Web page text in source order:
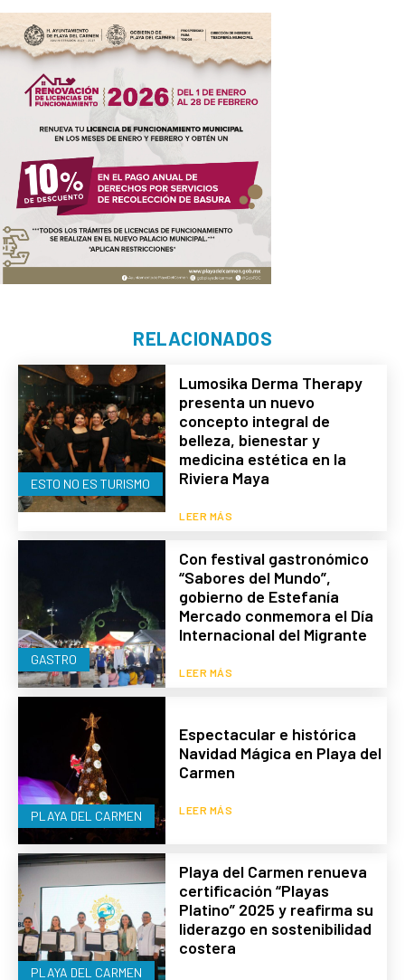
RELACIONADOS
ESTO NO ES TURISMO
Lumosika Derma Therapy
presenta un nuevo
concepto integral de
belleza, bienestar y
medicina estética en la
Riviera Maya
LEER MÁS
GASTRO
Con festival gastronómico
“Sabores del Mundo”,
gobierno de Estefanía
Mercado conmemora el Día
Internacional del Migrante
LEER MÁS
PLAYA DEL CARMEN
Espectacular e histórica
Navidad Mágica en Playa del
Carmen
LEER MÁS
PLAYA DEL CARMEN
Playa del Carmen renueva
certificación “Playas
Platino” 2025 y reafirma su
liderazgo en sostenibilidad
costera